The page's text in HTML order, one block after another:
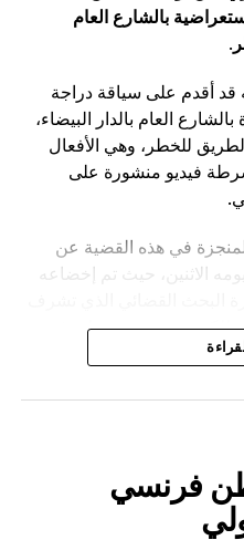
بالشارع العام
.
أقدم على سياقة دراجة
العام بالدار البيضاء،
للخطر، وهي الأفعال
فيديو منشورة على
في هذه القضية عن
الاثنين، حيث تم إخضاعه
للكشف عن جميع ظروف
تحديد كافة
فرنسي